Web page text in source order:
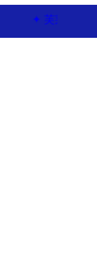
思洪医生微信咨